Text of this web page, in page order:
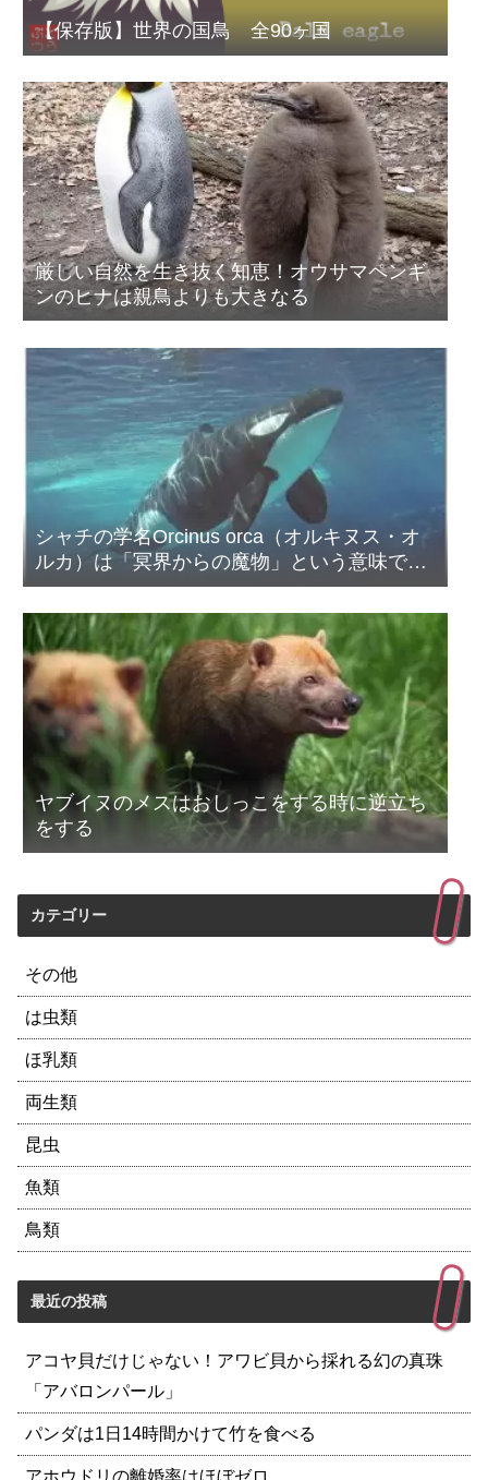
【保存版】世界の国鳥 全90ヶ国
厳しい自然を生き抜く知恵！オウサマペンギ
ンのヒナは親鳥よりも大きなる
シャチの学名Orcinus orca（オルキヌス・オ
ルカ）は「冥界からの魔物」という意味であ
る
ヤブイヌのメスはおしっこをする時に逆立ち
をする
カテゴリー
その他
は虫類
ほ乳類
両生類
昆虫
魚類
鳥類
最近の投稿
アコヤ貝だけじゃない！アワビ貝から採れる幻の真珠
「アバロンパール」
パンダは1日14時間かけて竹を食べる
アホウドリの離婚率はほぼゼロ